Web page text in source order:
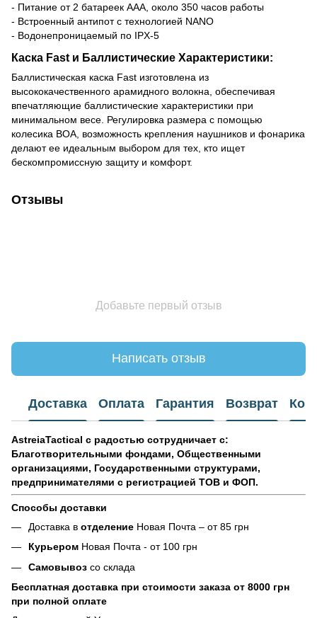
- Питание от 2 батареек ААА, около 350 часов работы
- Встроенный антипот с технологией NANO
- Водонепроницаемый по IPX-5
Каска Fast и Баллистические Характеристики:
Баллистическая каска Fast изготовлена из
высококачественного арамидного волокна, обеспечивая
впечатляющие баллистические характеристики при
минимальном весе. Регулировка размера с помощью
колесика BOA, возможность крепления наушников и фонарика
делают ее идеальным выбором для тех, кто ищет
бескомпромиссную защиту и комфорт.
Отзывы
Добавьте первый отзыв
Написать отзыв
Доставка Оплата Гарантия Возврат
AstreiaTactical с радостью сотрудничает с:
Благотворительными фондами, Общественными
организациями, Государственными структурами,
предпринимателями с регистрацией ТОВ и ФОП.
Способы доставки
Доставка в отделение Новая Почта – от 85 грн
Курьером Новая Почта - от 100 грн
Самовывоз со склада
Бесплатная доставка при стоимости заказа от 8000 грн
при полной оплате